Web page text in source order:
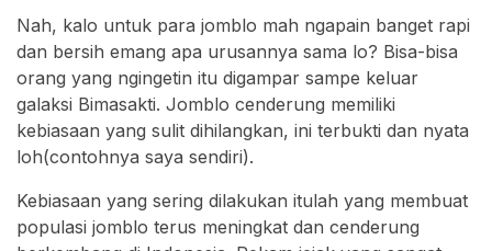
Nah, kalo untuk para jomblo mah ngapain banget rapi
dan bersih emang apa urusannya sama lo? Bisa-bisa
orang yang ngingetin itu digampar sampe keluar
galaksi Bimasakti. Jomblo cenderung memiliki
kebiasaan yang sulit dihilangkan, ini terbukti dan nyata
loh(contohnya saya sendiri).
Kebiasaan yang sering dilakukan itulah yang membuat
populasi jomblo terus meningkat dan cenderung